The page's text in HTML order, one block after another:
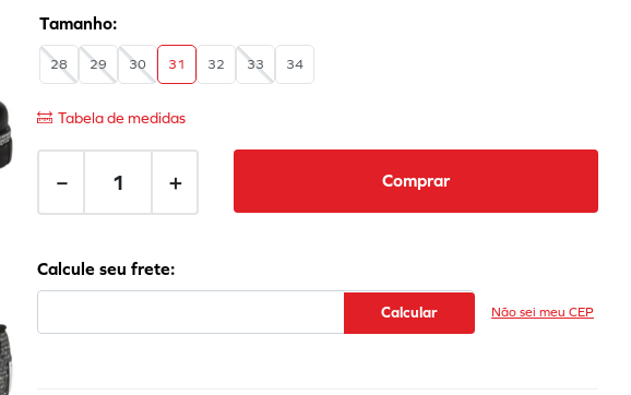
28 29 30 31 32 33 34
Tabela de medidas
＋
－ Comprar
Não sei meu CEP